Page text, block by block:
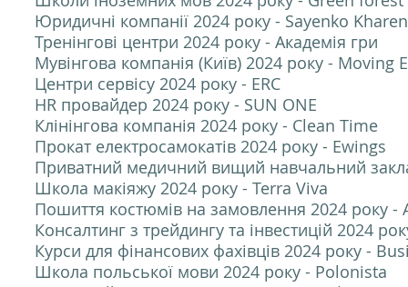
Юридичні компанії 2024 року - Sayenko
Тренінгові центри 2024 року - Академія гри
Мувінгова компанія (Київ) 2024 року - Moving
Центри сервісу 2024 року - ERC
HR провайдер 2024 року - SUN ONE
Клінінгова компанія 2024 року - Clean Time
Прокат електросамокатів 2024 року - Ewings
Приватний медичний вищий навчальний
Школа макіяжу 2024 року - Terra Viva
Пошиття костюмів на замовлення 2024 року -
Консалтинг з трейдингу та інвестицій 2024
Курси для фінансових фахівців 2024 року -
Школа польської мови 2024 року - Polonista